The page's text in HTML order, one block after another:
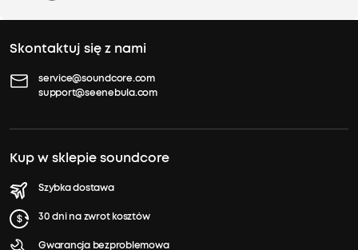
Skontaktuj się z nami
service@soundcore.com
support@seenebula.com
Kup w sklepie soundcore
Szybka dostawa
30 dni na zwrot kosztów
Gwarancja bezproblemowa